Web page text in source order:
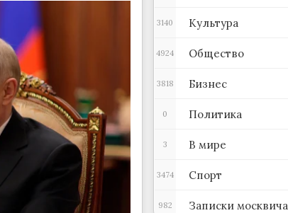
Культура
3140
Общество
4924
Бизнес
3818
Политика
0
В мире
3
Спорт
3474
Записки москвича
982